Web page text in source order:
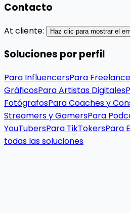
Contacto
At cliente: Haz clic para mostrar el
Soluciones por perfil
Para InfluencersPara
GráficosPara Artistas Digitales
FotógrafosPara Coaches y
Streamers y GamersPara
YouTubersPara TikTokersPara
todas las soluciones